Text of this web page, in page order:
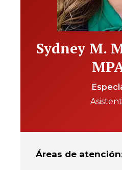
Sydney M.
Áreas de atención